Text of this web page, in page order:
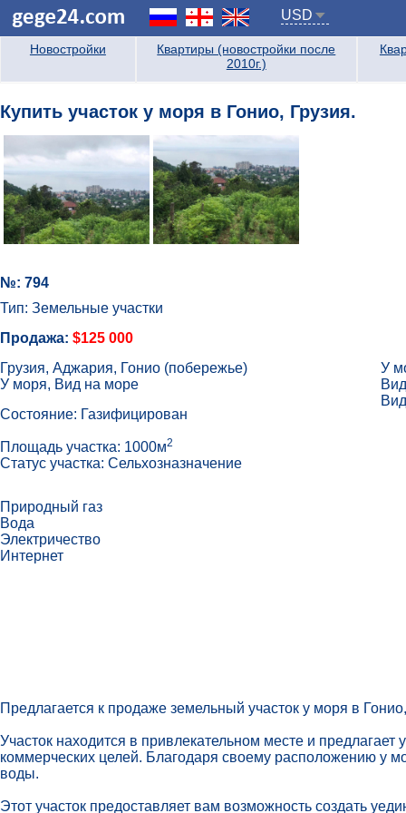
USD
Новостройки
Квартиры (новостройки после
2010г.)
Купить участок у моря в Гонио, Грузия.
№: 794
Тип: Земельные участки
Продажа: $125 000
Грузия, Аджария, Гонио (побережье)
У моря, Вид на море
Состояние: Газифицирован
Площадь участка: 1000м2
Статус участка: Сельхозназначение
У
Природный газ
Вода
Электричество
Интернет
Предлагается к продаже земельный участок у моря в
Участок находится в привлекательном месте и
коммерческих целей. Благодаря своему расположению у
воды.
Этот участок предоставляет вам возможность создать